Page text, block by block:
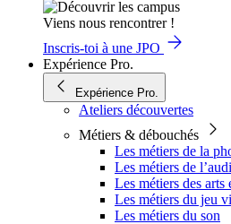
Viens nous rencontrer !
Inscris-toi à une JPO
Expérience Pro.
Expérience Pro.
Ateliers découvertes
Métiers & débouchés
Les métiers de la
Les métiers de
Les métiers des arts
Les métiers du jeu
Les métiers du son